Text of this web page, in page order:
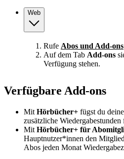
Web
Rufe Abos und Add-ons
Auf dem Tab Add-ons
Verfügung stehen.
Verfügbare Add-ons
Mit Hörbücher+ fügst du
zusätzliche
Mit Hörbücher+ für
Hauptnutzer*innen den
Abos jeden Monat